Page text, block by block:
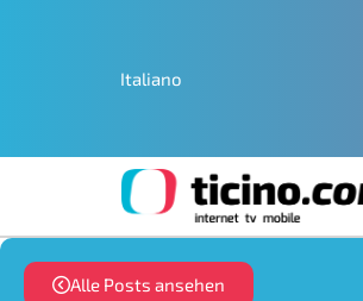
Italiano
Alle Posts ansehen